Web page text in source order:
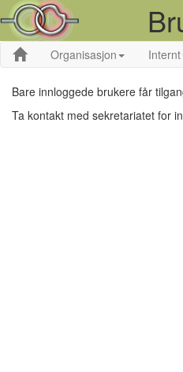
Organisasjon Internt
Bare innloggede brukere får
Ta kontakt med sekretariatet for